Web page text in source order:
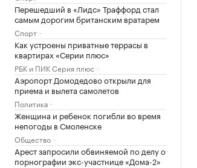
Перешедший в «Лидс» Траффорд стал
самым дорогим британским вратарем
Спорт
Как устроены приватные террасы в
квартирах «Серии плюс»
РБК и ПИК Серия плюс
Аэропорт Домодедово открыли для
приема и вылета самолетов
Политика
Женщина и ребенок погибли во время
непогоды в Смоленске
Общество
Арест запросили обвиняемой по делу о
порнографии экс-участнице «Дома-2»